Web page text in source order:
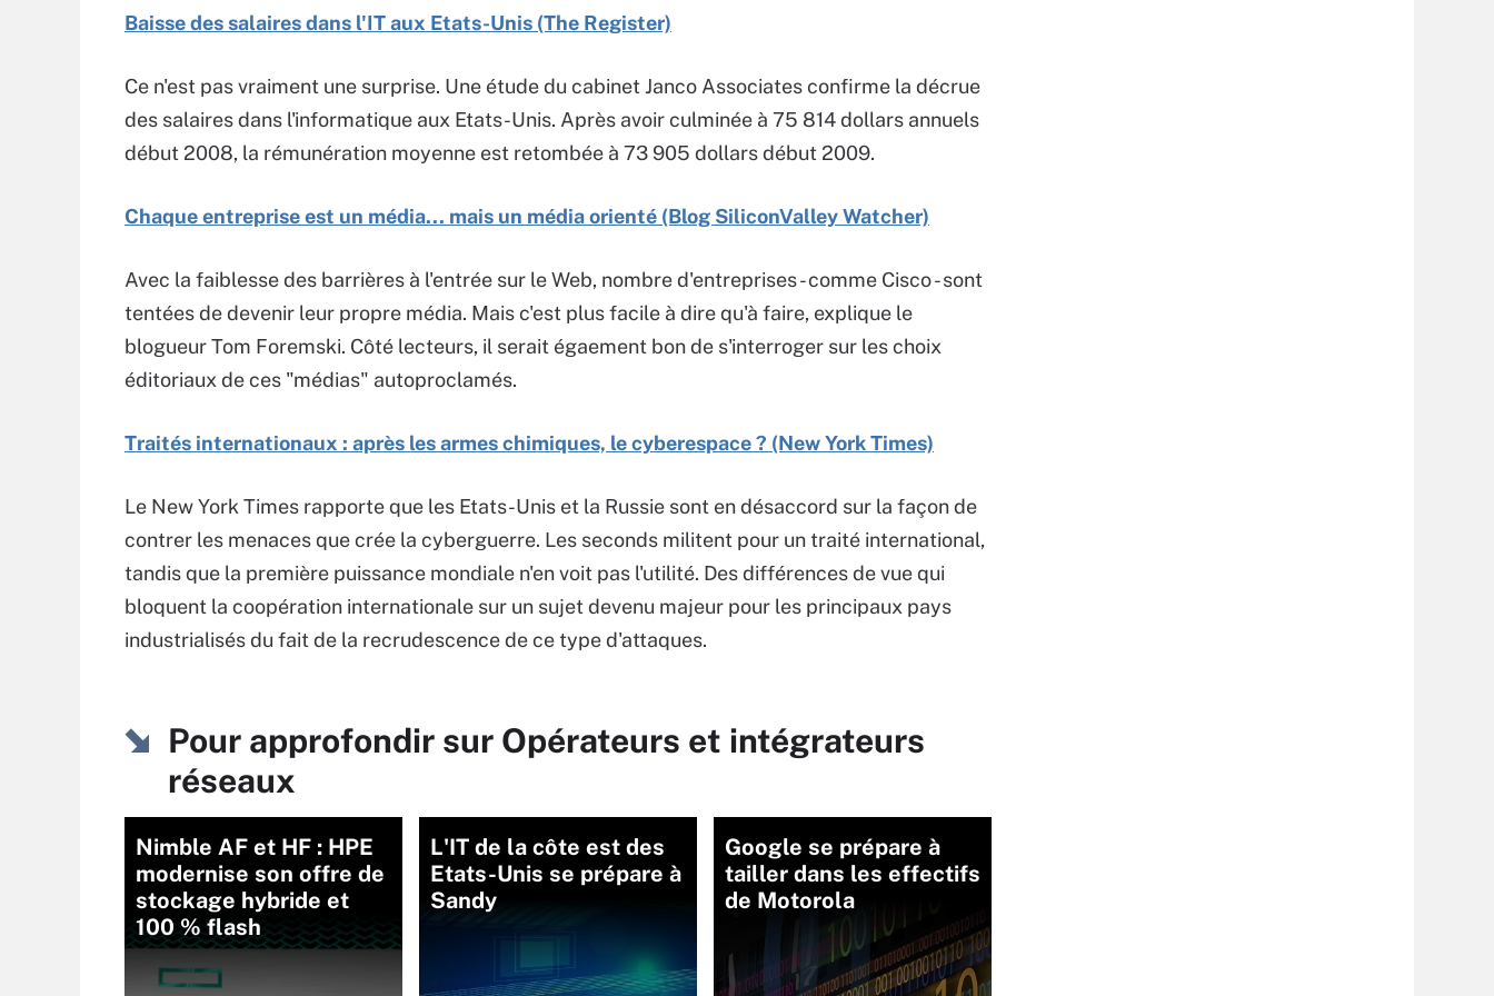
Baisse des salaires dans l'IT aux Etats-Unis (The Register)
Ce n'est pas vraiment une surprise. Une étude du cabinet Janco Associates confirme la décrue
des salaires dans l'informatique aux Etats-Unis. Après avoir culminée à 75 814 dollars annuels
début 2008, la rémunération moyenne est retombée à 73 905 dollars début 2009.
Chaque entreprise est un média... mais un média orienté (Blog SiliconValley Watcher)
Avec la faiblesse des barrières à l'entrée sur le Web, nombre d'entreprises - comme Cisco - sont
tentées de devenir leur propre média. Mais c'est plus facile à dire qu'à faire, explique le
blogueur Tom Foremski. Côté lecteurs, il serait égaement bon de s'interroger sur les choix
éditoriaux de ces "médias" autoproclamés.
Traités internationaux : après les armes chimiques, le cyberespace ? (New York Times)
Le New York Times rapporte que les Etats-Unis et la Russie sont en désaccord sur la façon de
contrer les menaces que crée la cyberguerre. Les seconds militent pour un traité international,
tandis que la première puissance mondiale n'en voit pas l'utilité. Des différences de vue qui
bloquent la coopération internationale sur un sujet devenu majeur pour les principaux pays
industrialisés du fait de la recrudescence de ce type d'attaques.
Pour approfondir sur Opérateurs et intégrateurs
réseaux
Nimble AF et HF : HPE
modernise son offre de
stockage hybride et
100 % flash
L'IT de la côte est des
Etats-Unis se prépare à
Sandy
Google se prépare à
tailler dans les effectifs
de Motorola